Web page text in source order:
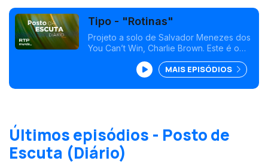
Tipo - "Rotinas"
Projeto a solo de Salvador Menezes dos
You Can’t Win, Charlie Brown. Este é o
álbum "Vigia", a editar dia 22 de Março.
MAIS EPISÓDIOS
Últimos episódios - Posto de
Escuta (Diário)